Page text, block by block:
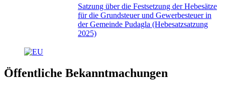
Satzung über die Festsetzung der Hebesätze
für die Grundsteuer und Gewerbesteuer in
der Gemeinde Pudagla (Hebesatzsatzung
2025)
Öffentliche Bekanntmachungen